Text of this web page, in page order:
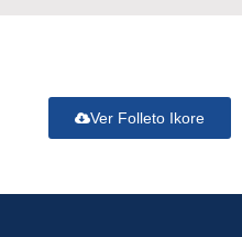
Ver Folleto Ikore